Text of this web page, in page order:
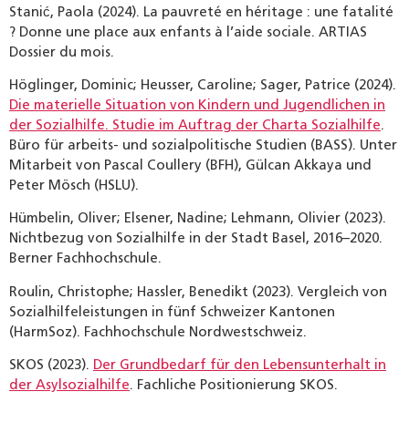
Stanić, Paola (2024). La pauvreté en héritage : une fatalité
? Donne une place aux enfants à l’aide sociale. ARTIAS
Dossier du mois.
Höglinger, Dominic; Heusser, Caroline; Sager, Patrice (2024).
Die materielle Situation von Kindern und Jugendlichen in
der Sozialhilfe. Studie im Auftrag der Charta Sozialhilfe.
Büro für arbeits- und sozialpolitische Studien (BASS). Unter
Mitarbeit von Pascal Coullery (BFH), Gülcan Akkaya und
Peter Mösch (HSLU).
Hümbelin, Oliver; Elsener, Nadine; Lehmann, Olivier (2023).
Nichtbezug von Sozialhilfe in der Stadt Basel, 2016–2020.
Berner Fachhochschule.
Roulin, Christophe; Hassler, Benedikt (2023). Vergleich von
Sozialhilfeleistungen in fünf Schweizer Kantonen
(HarmSoz). Fachhochschule Nordwestschweiz.
SKOS (2023). Der Grundbedarf für den Lebensunterhalt in
der Asylsozialhilfe. Fachliche Positionierung SKOS.